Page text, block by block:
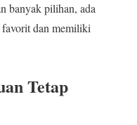
banyak pilihan, ada
favorit dan memiliki
Tetap